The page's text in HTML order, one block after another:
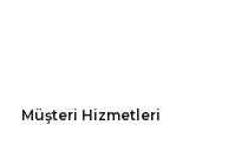
Müşteri Hizmetleri